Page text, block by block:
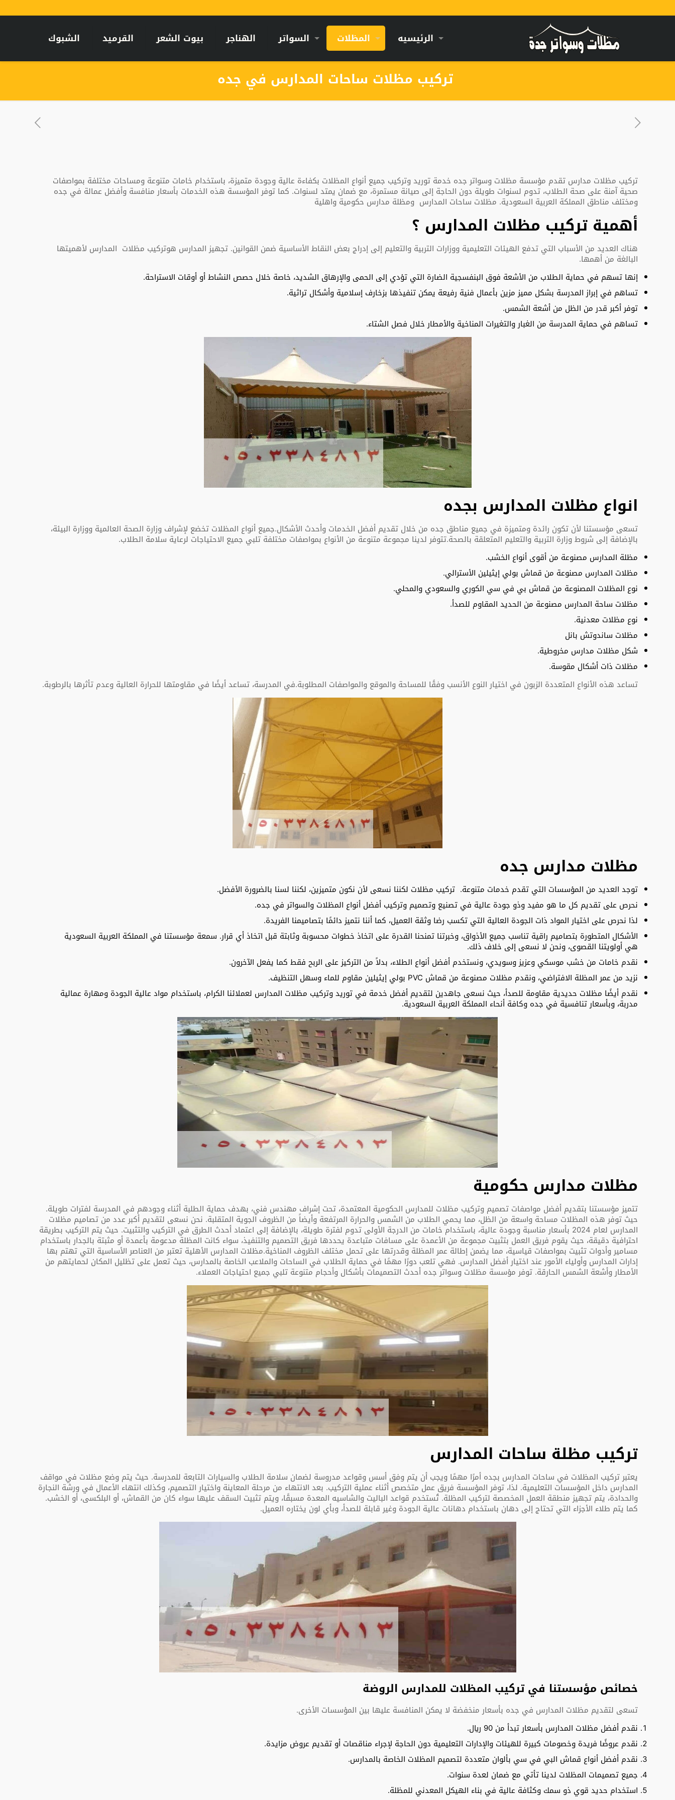
الرئيسيه المظلات السواتر الهناجر بيوت الشعر القرميد الشبوك
تركيب مظلات ساحات المدارس في جده
تركيب مظلات مدارس تقدم مؤسسة مظلات وسواتر جده خدمة توريد وتركيب جميع أنواع المظلات بكفاءة عالية وجودة متميزة، باستخدام خامات متنوعة ومساحات مختلفة بمواصفات
صحية آمنة على صحة الطلاب، تدوم لسنوات طويلة دون الحاجة إلى صيانة مستمرة، مع ضمان يمتد لسنوات. كما توفر المؤسسة هذه الخدمات بأسعار منافسة وأفضل عمالة في جده
ومختلف مناطق المملكة العربية السعودية. مظلات ساحات المدارس ومظلة مدارس حكومية واهلية
أهمية تركيب مظلات المدارس ؟
هناك العديد من الأسباب التي تدفع الهيئات التعليمية ووزارات التربية والتعليم إلى إدراج بعض النقاط الأساسية ضمن القوانين. تجهيز المدارس هوتركيب مظلات المدارس لأهميتها
البالغة من أهمها.
إنها تسهم في حماية الطلاب من الأشعة فوق البنفسجية الضارة التي تؤدي إلى الحمى والإرهاق الشديد، خاصة خلال حصص النشاط أو أوقات الاستراحة.
تساهم في إبراز المدرسة بشكل مميز مزين بأعمال فنية رفيعة يمكن تنفيذها بزخارف إسلامية وأشكال تراثية.
توفر أكبر قدر من الظل من أشعة الشمس.
تساهم في حماية المدرسة من الغبار والتغيرات المناخية والأمطار خلال فصل الشتاء.
انواع مظلات المدارس بجده
تسعى مؤسستنا لأن تكون رائدة ومتميزة في جميع مناطق جده من خلال تقديم أفضل الخدمات وأحدث الأشكال.جميع أنواع المظلات تخضع لإشراف وزارة الصحة العالمية ووزارة البيئة،
بالإضافة إلى شروط وزارة التربية والتعليم المتعلقة بالصحة.تتوفر لدينا مجموعة متنوعة من الأنواع بمواصفات مختلفة تلبي جميع الاحتياجات لرعاية سلامة الطلاب.
مظلة المدارس مصنوعة من أقوى أنواع الخشب.
مظلات المدارس مصنوعة من قماش بولي إيثيلين الأسترالي.
نوع المظلات المصنوعة من قماش بي في سي الكوري والسعودي والمحلي.
مظلات ساحة المدارس مصنوعة من الحديد المقاوم للصدأ.
نوع مظلات معدنية.
مظلات ساندوتش بانل
شكل مظلات مدارس مخروطية.
مظلات ذات أشكال مقوسة.
تساعد هذه الأنواع المتعددة الزبون في اختيار النوع الأنسب وفقًا للمساحة والموقع والمواصفات المطلوبة.في المدرسة، تساعد أيضًا في مقاومتها للحرارة العالية وعدم تأثرها بالرطوبة.
مظلات مدارس جده
توجد العديد من المؤسسات التي تقدم خدمات متنوعة. تركيب مظلات لكننا نسعى لأن نكون متميزين، لكننا لسنا بالضرورة الأفضل.
نحرص على تقديم كل ما هو مفيد وذو جودة عالية في تصنيع وتصميم وتركيب أفضل أنواع المظلات والسواتر في جده.
لذا نحرص على اختيار المواد ذات الجودة العالية التي تكسب رضا وثقة العميل، كما أننا نتميز دائمًا بتصاميمنا الفريدة.
الأشكال المتطورة بتصاميم راقية تناسب جميع الأذواق، وخبرتنا تمنحنا القدرة على اتخاذ خطوات محسوبة وثابتة قبل اتخاذ أي قرار. سمعة مؤسستنا في المملكة العربية السعودية
هي أولويتنا القصوى، ونحن لا نسعى إلى خلاف ذلك.
نقدم خامات من خشب موسكي وعزيز وسويدي، ونستخدم أفضل أنواع الطلاء، بدلاً من التركيز على الربح فقط كما يفعل الآخرون.
نزيد من عمر المظلة الافتراضي، ونقدم مظلات مصنوعة من قماش PVC بولي إيثيلين مقاوم للماء وسهل التنظيف.
نقدم أيضًا مظلات حديدية مقاومة للصدأ، حيث نسعى جاهدين لتقديم أفضل خدمة في توريد وتركيب مظلات المدارس لعملائنا الكرام، باستخدام مواد عالية الجودة ومهارة عمالية
مدربة، وبأسعار تنافسية في جده وكافة أنحاء المملكة العربية السعودية.
مظلات مدارس حكومية
تتميز مؤسستنا بتقديم أفضل مواصفات تصميم وتركيب مظلات للمدارس الحكومية المعتمدة، تحت إشراف مهندس فني، بهدف حماية الطلبة أثناء وجودهم في المدرسة لفترات طويلة.
حيث توفر هذه المظلات مساحة واسعة من الظل، مما يحمي الطلاب من الشمس والحرارة المرتفعة وأيضاً من الظروف الجوية المتقلبة. نحن نسعى لتقديم أكبر عدد من تصاميم مظلات
المدارس لعام 2024 بأسعار مناسبة وجودة عالية، باستخدام خامات من الدرجة الأولى تدوم لفترة طويلة، بالإضافة إلى اعتماد أحدث الطرق في التركيب والتثبيت. حيث يتم التركيب بطريقة
احترافية دقيقة، حيث يقوم فريق العمل بتثبيت مجموعة من الأعمدة على مسافات متباعدة يحددها فريق التصميم والتنفيذ، سواء كانت المظلة مدعومة بأعمدة أو مثبتة بالجدار باستخدام
مسامير وأدوات تثبيت بمواصفات قياسية، مما يضمن إطالة عمر المظلة وقدرتها على تحمل مختلف الظروف المناخية.مظلات المدارس الأهلية تعتبر من العناصر الأساسية التي تهتم بها
إدارات المدارس وأولياء الأمور عند اختيار أفضل المدارس. فهي تلعب دورًا مهمًا في حماية الطلاب في الساحات والملاعب الخاصة بالمدارس، حيث تعمل على تظليل المكان لحمايتهم من
الأمطار وأشعة الشمس الحارقة. توفر مؤسسة مظلات وسواتر جده أحدث التصميمات بأشكال وأحجام متنوعة تلبي جميع احتياجات العملاء.
تركيب مظلة ساحات المدارس
يعتبر تركيب المظلات في ساحات المدارس بجده أمرًا مهمًا ويجب أن يتم وفق أسس وقواعد مدروسة لضمان سلامة الطلاب والسيارات التابعة للمدرسة. حيث يتم وضع مظلات في مواقف
المدارس داخل المؤسسات التعليمية. لذا، توفر المؤسسة فريق عمل متخصص أثناء عملية التركيب. بعد الانتهاء من مرحلة المعاينة واختيار التصميم، وكذلك انتهاء الأعمال في ورشة النجارة
والحدادة، يتم تجهيز منطقة العمل المخصصة لتركيب المظلة. تُستخدم قواعد الباليت والشاسيه المعدة مسبقًا، ويتم تثبيت السقف عليها سواء كان من القماش، أو البلكسى، أو الخشب.
كما يتم طلاء الأجزاء التي تحتاج إلى دهان باستخدام دهانات عالية الجودة وغير قابلة للصدأ، وبأي لون يختاره العميل.
خصائص مؤسستنا في تركيب المظلات للمدارس الروضة
تسعى لتقديم مظلات المدارس في جده بأسعار منخفضة لا يمكن المنافسة عليها بين المؤسسات الأخرى.
نقدم أفضل مظلات المدارس بأسعار تبدأ من 90 ريال.
نقدم عروضًا فريدة وخصومات كبيرة للهيئات والإدارات التعليمية دون الحاجة لإجراء مناقصات أو تقديم عروض مزايدة.
نقدم أفضل أنواع قماش البي في سي بألوان متعددة لتصميم المظلات الخاصة بالمدارس.
جميع تصميمات المظلات لدينا تأتي مع ضمان لعدة سنوات.
استخدام حديد قوي ذو سمك وكثافة عالية في بناء الهيكل المعدني للمظلة.